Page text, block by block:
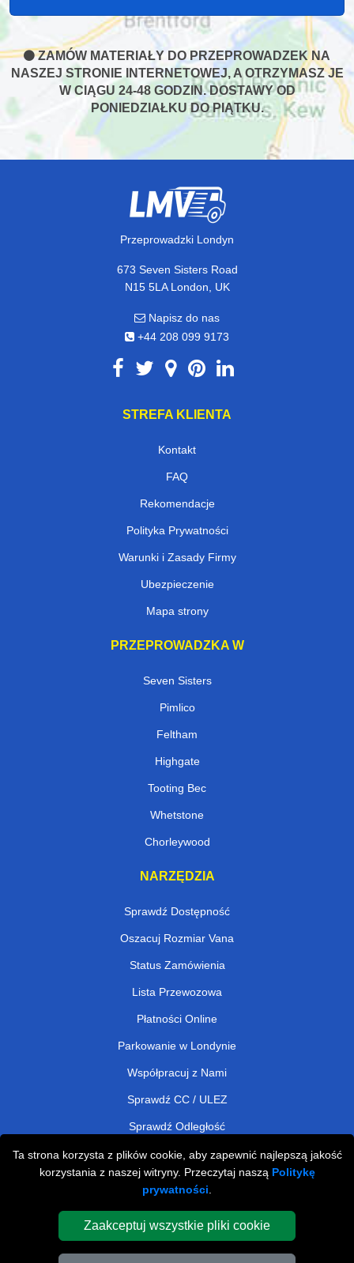
Ta strona korzysta z plików cookie, aby zapewnić najlepszą jakość
korzystania z naszej witryny. Przeczytaj naszą Politykę
prywatności
Zaakceptuj wszystkie pliki cookie
ZAMÓW MATERIAŁY DO PRZEPROWADZEK NA
NASZEJ STRONIE INTERNETOWEJ, A OTRZYMASZ JE
W CIĄGU 24-48 GODZIN. DOSTAWY OD
PONIEDZIAŁKU DO PIĄTKU.
Przeprowadzki Londyn
673 Seven Sisters Road
N15 5LA London, UK
Napisz do nas
+44 208 099 9173
STREFA KLIENTA
Kontakt
FAQ
Rekomendacje
Polityka Prywatności
Warunki i Zasady Firmy
Ubezpieczenie
Mapa strony
PRZEPROWADZKA W
Seven Sisters
Pimlico
Feltham
Highgate
Tooting Bec
Whetstone
Chorleywood
NARZĘDZIA
Sprawdź Dostępność
Oszacuj Rozmiar Vana
Status Zamówienia
Lista Przewozowa
Płatności Online
Parkowanie w Londynie
Współpracuj z Nami
Sprawdź CC / ULEZ
Sprawdź Odległość
Man and Van Removals